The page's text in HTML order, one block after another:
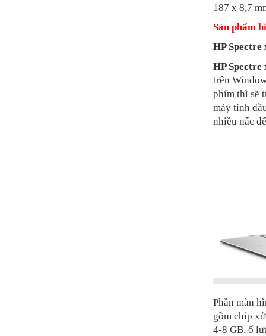
187 x 8,7
Sản phẩm
HP Spectre
HP Spectre
trên
phím thì sẽ
máy tính
nhiều nấc
Phần màn
gồm chip
4-8 GB, ổ